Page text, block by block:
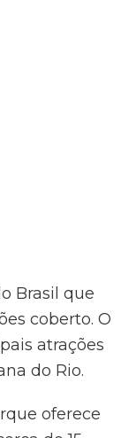
Brasil que
coberto. O
atrações
do Rio.
oferece